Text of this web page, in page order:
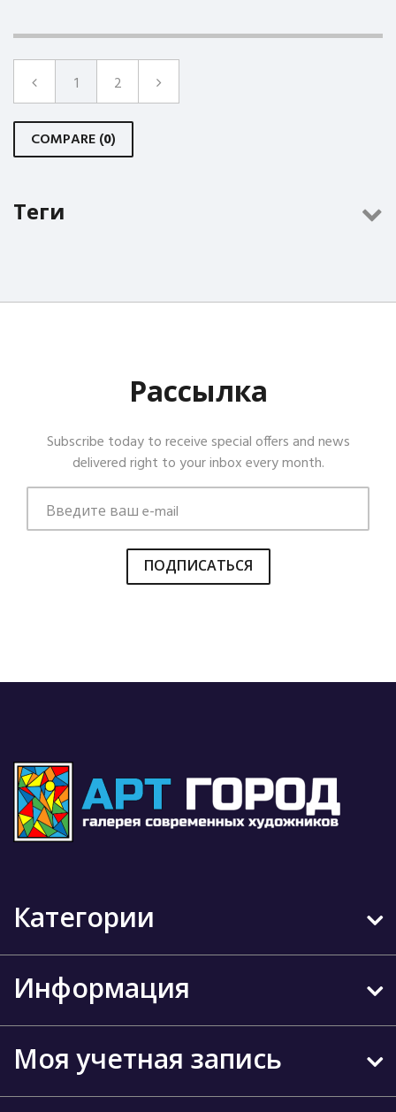
1 2
COMPARE (0)
Теги
Рассылка
Subscribe today to receive special offers and news
delivered right to your inbox every month.
ПОДПИСАТЬСЯ
Категории
Информация
Моя учетная запись